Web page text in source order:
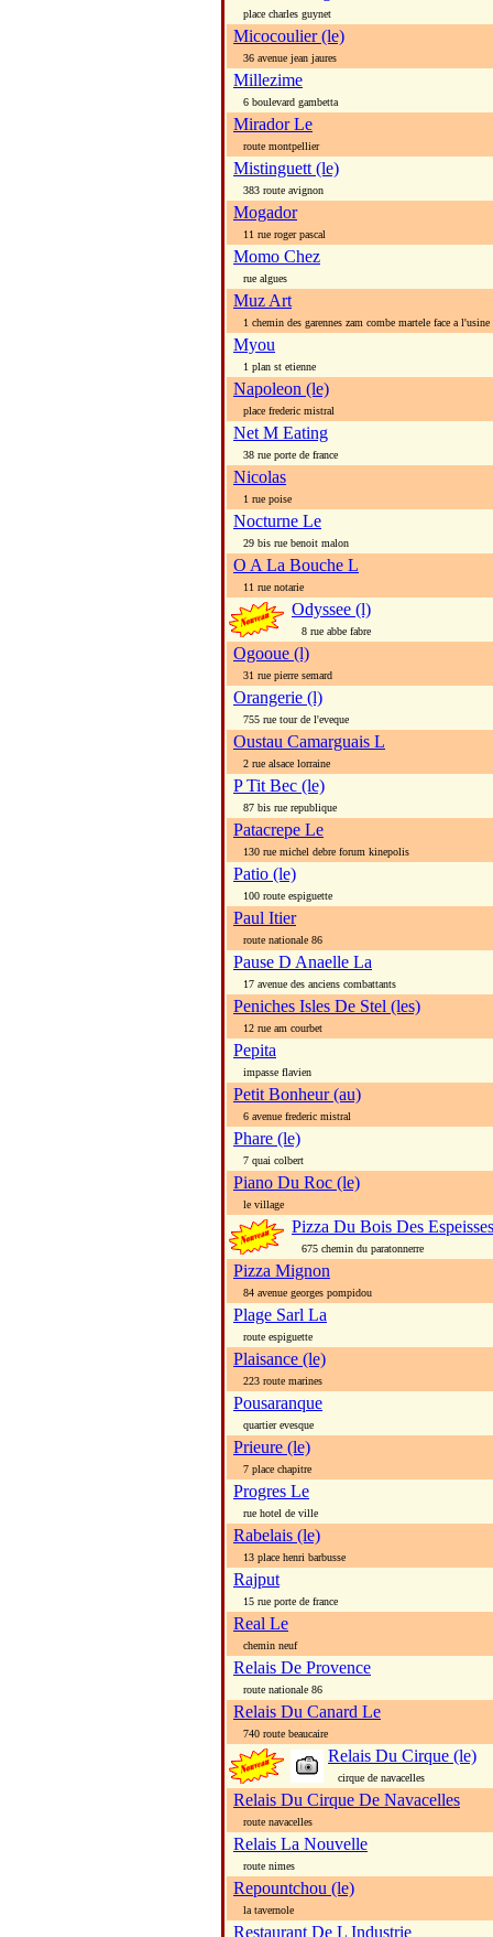
place charles guynet
Micocoulier (le)
36 avenue jean jaures
Millezime
6 boulevard gambetta
Mirador Le
route montpellier
Mistinguett (le)
383 route avignon
Mogador
11 rue roger pascal
Momo Chez
rue algues
Muz Art
1 chemin des garennes zam combe martele face a l'usine
Myou
1 plan st etienne
Napoleon (le)
place frederic mistral
Net M Eating
38 rue porte de france
Nicolas
1 rue poise
Nocturne Le
29 bis rue benoit malon
O A La Bouche L
11 rue notarie
Odyssee (l)
8 rue abbe fabre
Ogooue (l)
31 rue pierre semard
Orangerie (l)
755 rue tour de l'eveque
Oustau Camarguais L
2 rue alsace lorraine
P Tit Bec (le)
87 bis rue republique
Patacrepe Le
130 rue michel debre forum kinepolis
Patio (le)
100 route espiguette
Paul Itier
route nationale 86
Pause D Anaelle La
17 avenue des anciens combattants
Peniches Isles De Stel (les)
12 rue am courbet
Pepita
impasse flavien
Petit Bonheur (au)
6 avenue frederic mistral
Phare (le)
7 quai colbert
Piano Du Roc (le)
le village
Pizza Du Bois Des
675 chemin du paratonnerre
Pizza Mignon
84 avenue georges pompidou
Plage Sarl La
route espiguette
Plaisance (le)
223 route marines
Pousaranque
quartier evesque
Prieure (le)
7 place chapitre
Progres Le
rue hotel de ville
Rabelais (le)
13 place henri barbusse
Rajput
15 rue porte de france
Real Le
chemin neuf
Relais De Provence
route nationale 86
Relais Du Canard Le
740 route beaucaire
Relais Du Cirque (le)
cirque de navacelles
Relais Du Cirque De Navacelles
route navacelles
Relais La Nouvelle
route nimes
Repountchou (le)
la tavernole
Restaurant De L Industrie